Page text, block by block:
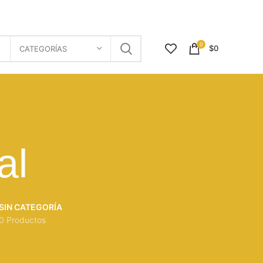
CATEGORÍAS 0 $0
CATEGORÍA
Productos